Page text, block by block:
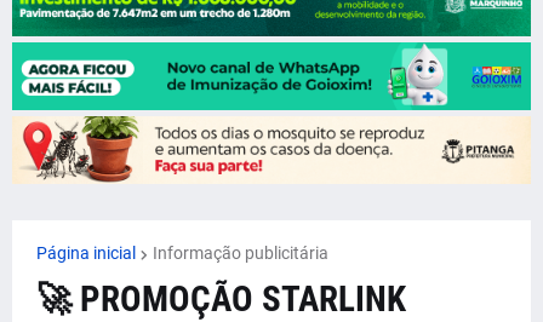
Página inicial Informação publicitária
🚀 PROMOÇÃO STARLINK